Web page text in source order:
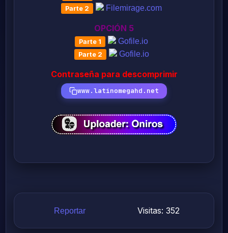
Filemirage.com
OPCIÓN 5
Gofile.io
Gofile.io
Contraseña para descomprimir
www.latinomegahd.net
Reportar Visitas: 352